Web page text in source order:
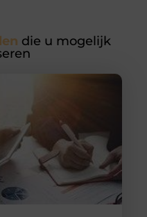
die u mogelijk